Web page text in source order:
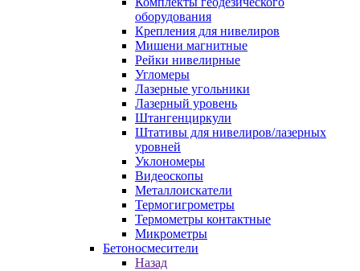
оборудования
Крепления для нивелиров
Мишени магнитные
Рейки нивелирные
Угломеры
Лазерные угольники
Лазерный уровень
Штангенциркули
Штативы для нивелиров/лазерных
уровней
Уклономеры
Видеоскопы
Металлоискатели
Термогигрометры
Термометры контактные
Микрометры
Бетоносмесители
Назад